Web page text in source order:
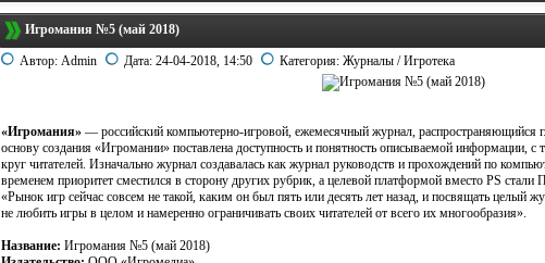
Игромания №5 (май 2018)
Автор:Admin Дата:24-04-2018, 14:50 Категория:Журналы /Игротека
«Игромания» — российский компьютерно-игровой, ежемесячный журнал, распространяющийся
основу создания «Игромании» поставлена доступность и понятность описываемой информации,
круг читателей. Изначально журнал создавалась как журнал руководств и прохождений по
временем приоритет сместился в сторону других рубрик, а целевой платформой вместо PS
«Рынок игр сейчас совсем не такой, каким он был пять или десять лет назад, и посвящать целый
не любить игры в целом и намеренно ограничивать своих читателей от всего их многообразия».
Название: Игромания №5 (май 2018)